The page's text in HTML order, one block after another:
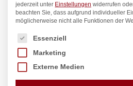
jederzeit unter Einstellungen widerrufen
beachten Sie, dass aufgrund individueller
möglicherweise nicht alle Funktionen der
Es folgt eine Liste der Service-
Essenziell
Marketing
Externe Medien